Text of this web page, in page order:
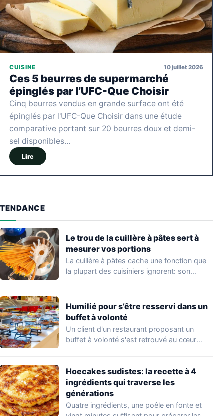
CUISINE 10 juillet 2026
Ces 5 beurres de supermarché
épinglés par l’UFC-Que Choisir
Cinq beurres vendus en grande surface ont été
épinglés par l'UFC-Que Choisir dans une étude
comparative portant sur 20 beurres doux et demi-
sel disponibles…
Lire
TENDANCE
Le trou de la cuillère à pâtes sert à
mesurer vos portions
La cuillère à pâtes cache une fonction que
la plupart des cuisiniers ignorent: son…
Humilié pour s’être resservi dans un
buffet à volonté
Un client d'un restaurant proposant un
buffet à volonté s'est retrouvé au cœur
Hoecakes sudistes: la recette à 4
ingrédients qui traverse les
générations
Quatre ingrédients, une poêle en fonte et